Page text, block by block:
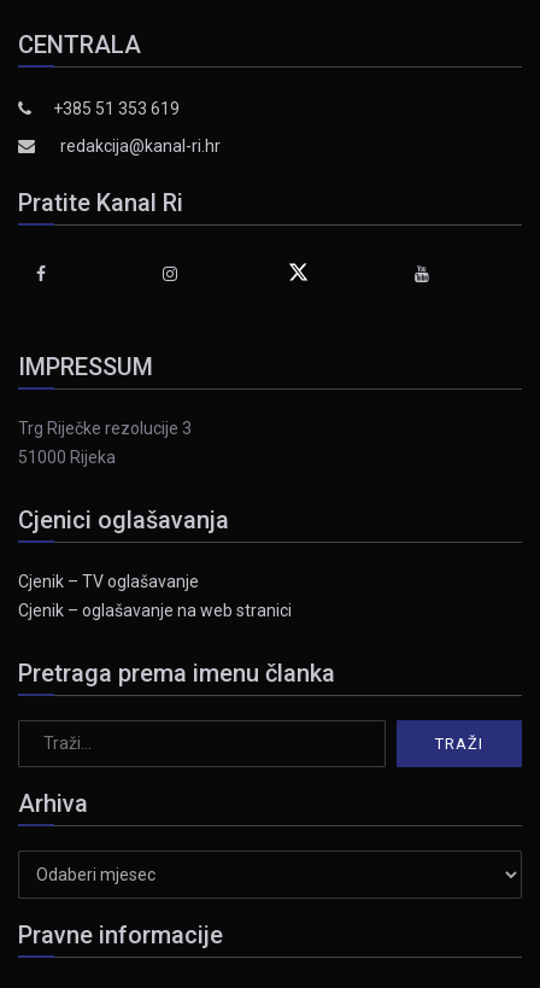
CENTRALA
+385 51 353 619
redakcija@kanal-ri.hr
Pratite Kanal Ri
IMPRESSUM
Trg Riječke rezolucije 3
51000 Rijeka
Cjenici oglašavanja
Cjenik – TV oglašavanje
Cjenik – oglašavanje na web stranici
Pretraga prema imenu članka
Arhiva
Pravne informacije